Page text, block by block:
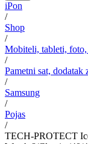
iPon
/
Shop
/
Mobiteli, tableti,
/
Pametni sat, dodatak
/
Samsung
/
Pojas
/
TECH-PROTECT